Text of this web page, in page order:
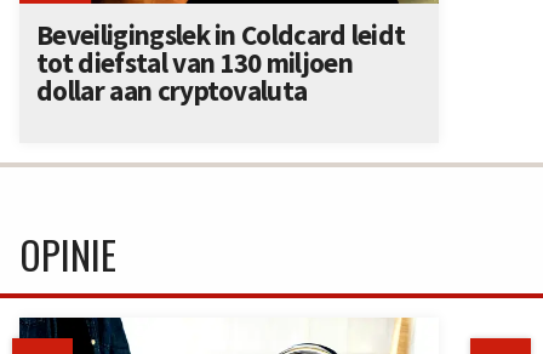
Beveiligingslek in Coldcard leidt
tot diefstal van 130 miljoen
dollar aan cryptovaluta
OPINIE